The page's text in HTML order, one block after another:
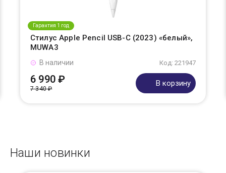
Гарантия 1 год
Стилус Apple Pencil USB-C (2023) «белый»,
MUWA3
Код: 221947
В наличии
6 990 ₽
7 340 ₽
В корзину
Наши новинки